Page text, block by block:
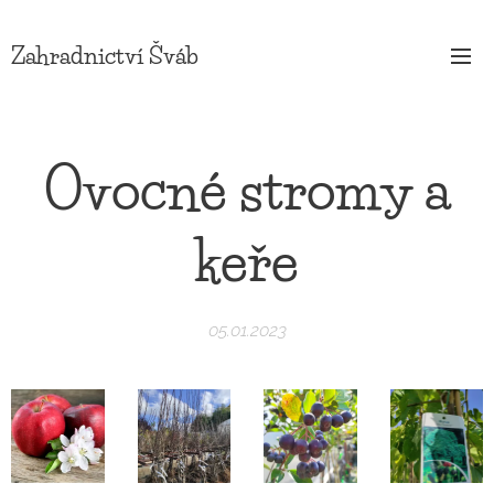
Zahradnictví Šváb
Ovocné stromy a
keře
05.01.2023